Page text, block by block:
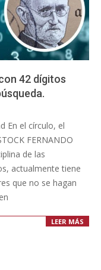
42 dígitos
En el círculo, el
FERNANDO
de las
actualmente tiene
que no se hagan
LEER MÁS